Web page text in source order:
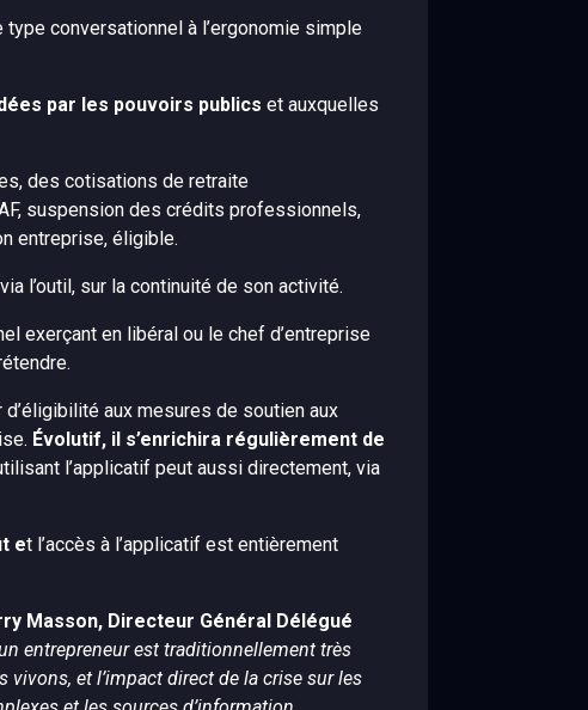
conversationnel à l’ergonomie simple
par les pouvoirs publics et auxquelles
des cotisations de retraite
suspension des crédits professionnels,
entreprise, éligible.
l’outil, sur la continuité de son activité.
exerçant en libéral ou le chef d’entreprise
aux mesures de soutien aux
Évolutif, il s’enrichira régulièrement de
l’applicatif peut aussi directement, via
et l’accès à l’applicatif est entièrement
Masson, Directeur Général Délégué
entrepreneur est traditionnellement très
vivons, et l’impact direct de la crise sur les